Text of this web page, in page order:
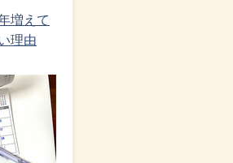
増えて
理由